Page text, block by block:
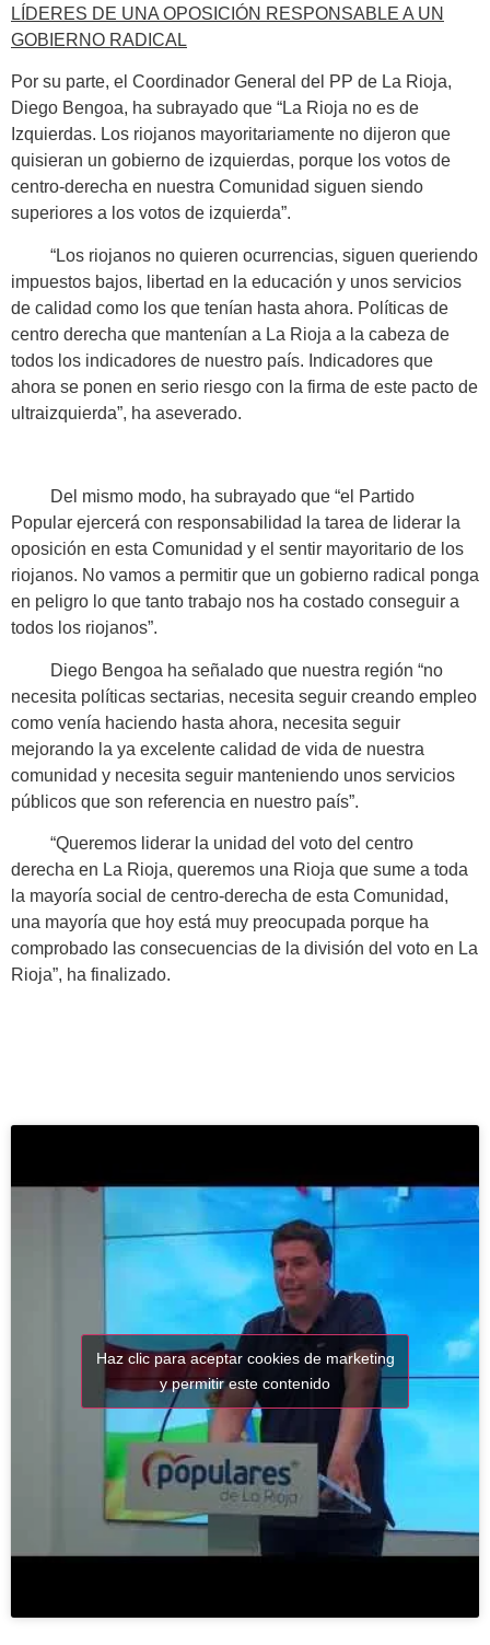
LÍDERES DE UNA OPOSICIÓN RESPONSABLE A UN
GOBIERNO RADICAL
Por su parte, el Coordinador General del PP de La Rioja,
Diego Bengoa, ha subrayado que “La Rioja no es de
Izquierdas. Los riojanos mayoritariamente no dijeron que
quisieran un gobierno de izquierdas, porque los votos de
centro-derecha en nuestra Comunidad siguen siendo
superiores a los votos de izquierda”.
“Los riojanos no quieren ocurrencias, siguen queriendo
impuestos bajos, libertad en la educación y unos servicios
de calidad como los que tenían hasta ahora. Políticas de
centro derecha que mantenían a La Rioja a la cabeza de
todos los indicadores de nuestro país. Indicadores que
ahora se ponen en serio riesgo con la firma de este pacto de
ultraizquierda”, ha aseverado.
Del mismo modo, ha subrayado que “el Partido
Popular ejercerá con responsabilidad la tarea de liderar la
oposición en esta Comunidad y el sentir mayoritario de los
riojanos. No vamos a permitir que un gobierno radical ponga
en peligro lo que tanto trabajo nos ha costado conseguir a
todos los riojanos”.
Diego Bengoa ha señalado que nuestra región “no
necesita políticas sectarias, necesita seguir creando empleo
como venía haciendo hasta ahora, necesita seguir
mejorando la ya excelente calidad de vida de nuestra
comunidad y necesita seguir manteniendo unos servicios
públicos que son referencia en nuestro país”.
“Queremos liderar la unidad del voto del centro
derecha en La Rioja, queremos una Rioja que sume a toda
la mayoría social de centro-derecha de esta Comunidad,
una mayoría que hoy está muy preocupada porque ha
comprobado las consecuencias de la división del voto en La
Rioja”, ha finalizado.
Haz clic para aceptar cookies de marketing
y permitir este contenido